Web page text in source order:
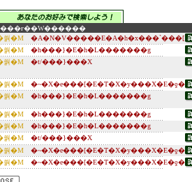
�W������
�M
�A�N�V�����E�A�h�x���`���[
�M
�h���}�E�h�L�������g
�M �t/���}���X
�M
�~�X�e���[�E�T�X�y���X�E�ƍ�
�M �h���}�E�h�L�������g
�M
�h���}�E�h�L�������g
�M
�h���}�E�h�L�������g
�M
�t/���}���X
�M
�~�X�e���[�E�T�X�y���X�E�ƍ�
�M �~�X�e���[�E�T�X�y���X�E�ƍ�